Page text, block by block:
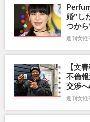
婚”し
つか
週刊女性
【文
不倫
交渉
週刊女性